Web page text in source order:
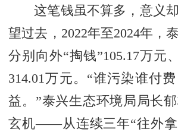
这笔钱虽不算多，意义
望过去，2022年至2024年，
分别向外“掏钱”105.17万元
314.01万元。“谁污染谁付
益。”泰兴生态环境局局长
玄机——从连续三年“往外拿